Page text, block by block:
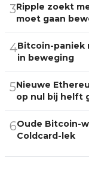
3Ripple zoekt
moet gaan
4Bitcoin-paniek
in beweging
5Nieuwe
op nul bij helft
6Oude Bitcoin-
Coldcard-lek